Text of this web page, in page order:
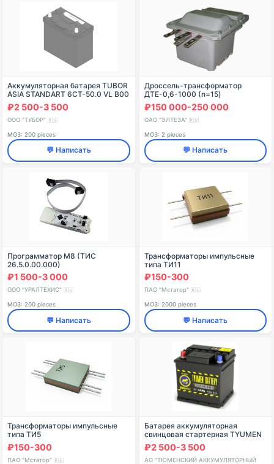
Аккумуляторная батарея TUBOR
ASIA STANDART 6СТ-50.0 VL B00
₽2 500-3 500
ООО "ТУБОР" 🇷🇺
МОЗ: 200 pieces
💬 Написать
Дроссель-трансформатор
ДТЕ-0,6-1000 (n=15)
₽150 000-250 000
ОАО "ЭЛТЕЗА" 🇷🇺
МОЗ: 2 pieces
💬 Написать
Программатор М8 (ТИС
26.5.0.00.000)
₽1 500-3 000
ООО "УРАЛТЕХИС" 🇷🇺
МОЗ: 200 pieces
💬 Написать
Трансформаторы импульсные
типа ТИ11
₽150-300
ПАО "Мстатор" 🇷🇺
МОЗ: 2000 pieces
💬 Написать
Трансформаторы импульсные
типа ТИ5
₽150-300
ПАО "Мстатор" 🇷🇺
Батарея аккумуляторная
свинцовая стартерная TYUMEN
BATTERY 6СТ-44L STANDARD
₽2 500-3 500
АО "ТЮМЕНСКИЙ АККУМУЛЯТОРНЫЙ